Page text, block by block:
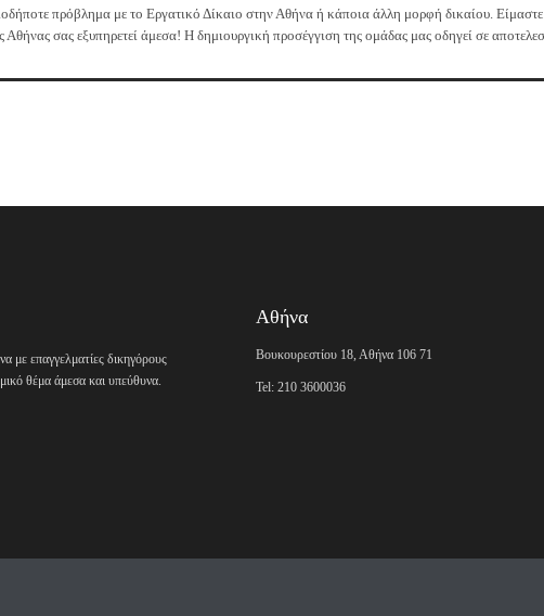
πρόβλημα με το Εργατικό Δίκαιο στην Αθήνα ή κάποια άλλη μορφή δικαίου.
Αθήνας σας εξυπηρετεί άμεσα! Η δημιουργική προσέγγιση της ομάδας μας οδηγεί σε
με επαγγελματίες δικηγόρους
θέμα άμεσα και υπεύθυνα.
Αθήνα
Βουκουρεστίου 18, Αθήνα 106 71
Tel: 210 3600036